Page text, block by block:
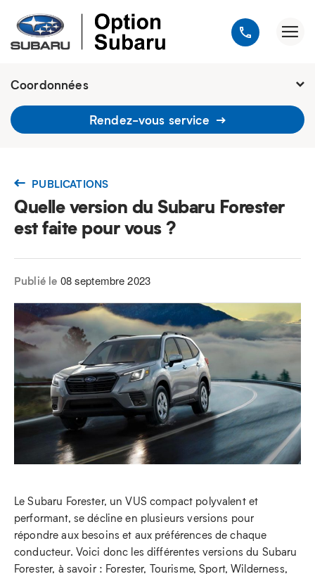
Coordonnées
1900, avenue Jules-Verne, Québec
Rendez-vous service
PUBLICATIONS
Quelle version du Subaru Forester
est faite pour vous ?
Publié le 08 septembre 2023
Le Subaru Forester, un VUS compact polyvalent et
performant, se décline en plusieurs versions pour
répondre aux besoins et aux préférences de chaque
conducteur. Voici donc les différentes versions du Subaru
Forester, à savoir : Forester, Tourisme, Sport, Wilderness,